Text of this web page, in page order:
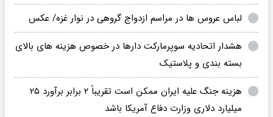
لباس عروس ها در مراسم ازدواج گروهی در نوار غزه/ عکس
هشدار اتحادیه سوپرمارکت دارها در خصوص هزینه های بالای
بسته بندی و پلاستیک
هزینه جنگ علیه ایران ممکن است تقریباً ۲ برابر برآورد ۲۵
میلیارد دلاری وزارت دفاع آمریکا باشد